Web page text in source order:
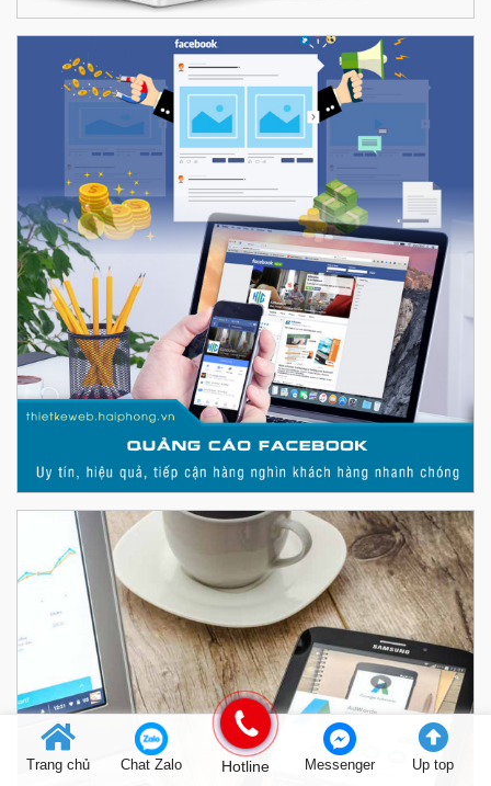
Trang chủ Chat Zalo Hotline Messenger Up top